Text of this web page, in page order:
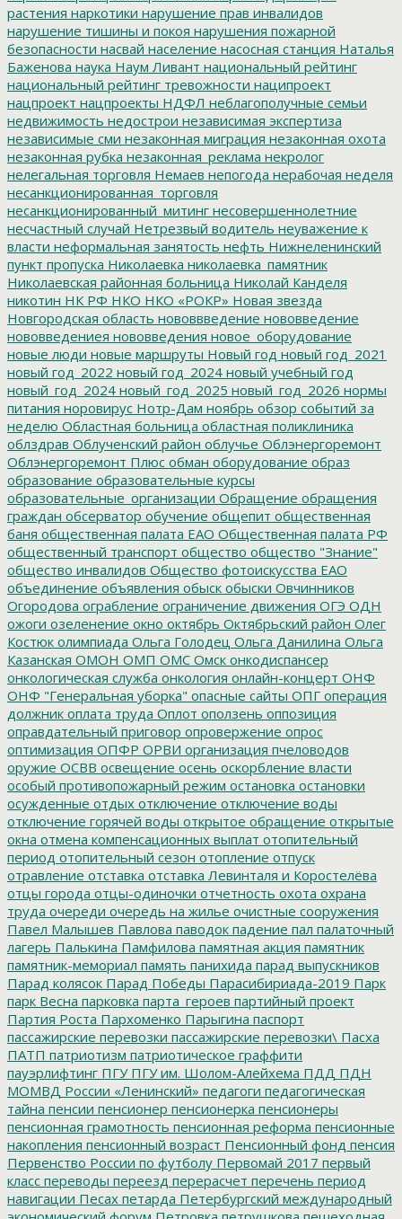
растения наркотики нарушение прав инвалидов
нарушение тишины и покоя нарушения пожарной
безопасности насвай население насосная станция Наталья
Баженова наука Наум Ливант национальный рейтинг
национальный рейтинг тревожности наципроект
нацпроект нацпроекты НДФЛ неблагополучные семьи
недвижимость недострои независимая экспертиза
независимые сми незаконная миграция незаконная охота
незаконная рубка незаконная_реклама некролог
нелегальная торговля Немаев непогода нерабочая неделя
несанкционированная_торговля
несанкционированный_митинг несовершеннолетние
несчастный случай Нетрезвый водитель неуважение к
власти неформальная занятость нефть Нижнеленинский
пункт пропуска Николаевка николаевка_памятник
Николаевская районная больница Николай Канделя
никотин НК РФ НКО НКО «РОКР» Новая звезда
Новгородская область нововвведение нововведение
нововведениея нововведения новое_оборудование
новые люди новые маршруты Новый год новый год_2021
новый год_2022 новый год_2024 новый учебный год
новый_год_2024 новый_год_2025 новый_год_2026 нормы
питания норовирус Нотр-Дам ноябрь обзор событий за
неделю Областная больница областная поликлиника
облздрав Облученский район облучье Облэнергоремонт
Облэнергоремонт Плюс обман оборудование образ
образование образовательные курсы
образовательные_организации Обращение обращения
граждан обсерватор обучение общепит общественная
баня общественная палата ЕАО Общественная палата РФ
общественный транспорт общество общество "Знание"
общество инвалидов Общество фотоискусства ЕАО
объединение объявления обыск обыски Овчинников
Огородова ограбление ограничение движения ОГЭ ОДН
ожоги озеленение окно октябрь Октябрьский район Олег
Костюк олимпиада Ольга Голодец Ольга Данилина Ольга
Казанская ОМОН ОМП ОМС Омск онкодиспансер
онкологическая служба онкология онлайн-концерт ОНФ
ОНФ "Генеральная уборка" опасные сайты ОПГ операция
должник оплата труда Оплот оползень оппозиция
оправдательный приговор опровержение опрос
оптимизация ОПФР ОРВИ организация пчеловодов
оружие ОСВВ освещение осень оскорбление власти
особый противопожарный режим остановка остановки
осужденные отдых отключение отключение воды
отключение горячей воды открытое обращение открытые
окна отмена компенсационных выплат отопительный
период отопительный сезон отопление отпуск
отравление отставка отставка Левинталя и Коростелёва
отцы города отцы-одиночки отчетность охота охрана
труда очереди очередь на жилье очистные сооружения
Павел Малышев Павлова паводок падение пал палаточный
лагерь Палькина Памфилова памятная акция памятник
памятник-мемориал память панихида парад выпускников
Парад колясок Парад Победы Парасибириада-2019 Парк
парк Весна парковка парта_героев партийный проект
Партия Роста Пархоменко Парыгина паспорт
пассажирские перевозки пассажирские перевозки\ Пасха
ПАТП патриотизм патриотическое граффити
пауэрлифтинг ПГУПГУ им. Шолом-Алейхема ПДД ПДН
МОМВД России «Ленинский» педагоги педагогическая
тайна пенсии пенсионер пенсионерка пенсионеры
пенсионная грамотность пенсионная реформа пенсионные
накопления пенсионный возраст Пенсионный фонд пенсия
Первенство России по футболу Первомай 2017 первый
класс переводы переезд перерасчет перечень период
навигации Песах петарда Петербургский международный